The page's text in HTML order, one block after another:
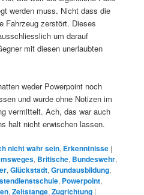
werden muss. Nicht dass die
Fahrzeug zerstört. Dieses
um darauf
mit diesen unerlaubten
weder Powerpoint noch
und wurde ohne Notizen im
vermittelt. Ach, das war auch
halt nicht erwischen lassen.
nicht wahr sein, Erkenntnisse |
, Britische, Bundeswehr,
,Glückstadt,Grundausbildung,
, Powerpoint,
,Zeltstange,Zugrichtung |